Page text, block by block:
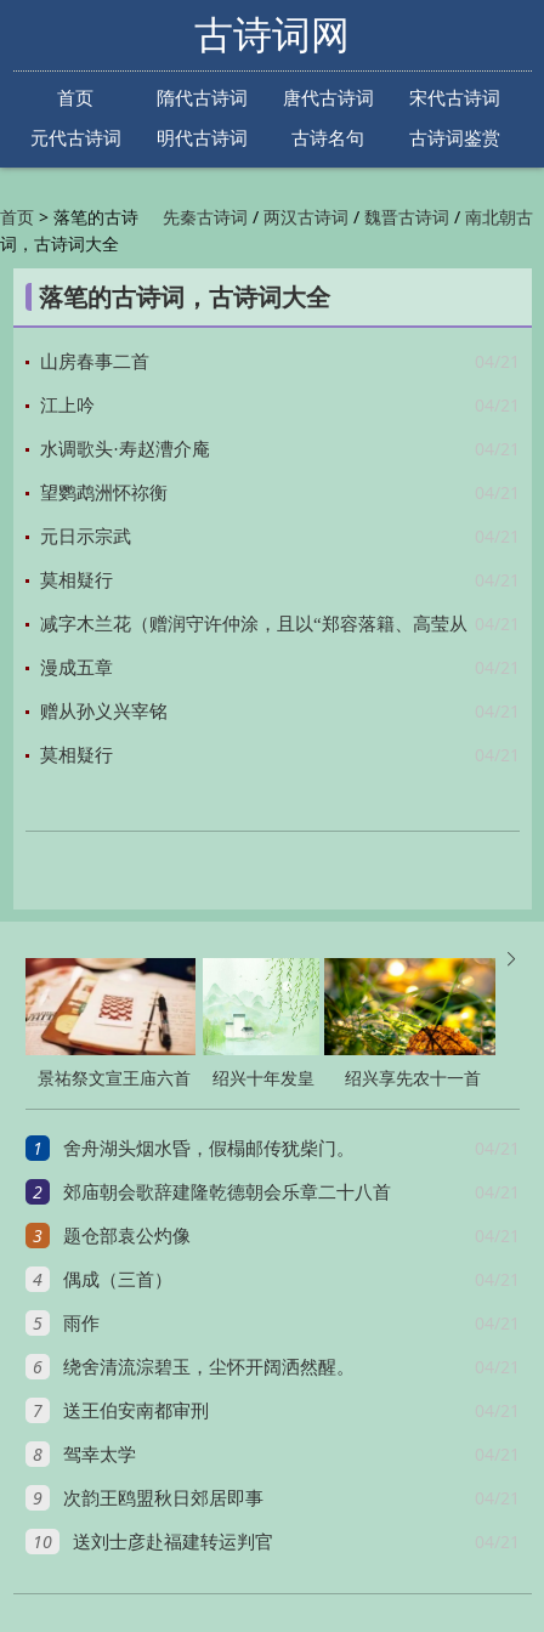
古诗词网
首页 隋代古诗词 唐代古诗词
宋代古诗词
元代古诗词
明代古诗词 古诗名句
古诗词鉴赏
先秦古诗词 /两汉古诗词 /魏晋古诗词 /南北朝古
代古诗词/金朝古诗词/元代古诗词/明代古诗词
/清代古诗词/近现代古诗词
鉴赏/古诗下一句/古诗上一句/
首页 > 落笔的古诗
词，古诗词大全
落笔的古诗词，古诗词大全
04/21
山房春事二首
04/21
江上吟
04/21
水调歌头·寿赵漕介庵
04/21
望鹦鹉洲怀祢衡
04/21
元日示宗武
04/21
莫相疑行
04/21
减字木兰花（赠润守许仲涂，且以“郑容落籍、高莹从
良”为句首） 04/21
漫成五章
04/21
赠从孙义兴宰铭
04/21
莫相疑行

景祐祭文宣王庙六首
绍兴十年发皇
太后册宝八首
绍兴享先农十一首
1 04/21
舍舟湖头烟水昏，假榻邮传犹柴门。
2 04/21
郊庙朝会歌辞建隆乾德朝会乐章二十八首
3 04/21
题仓部袁公灼像
4 04/21
偶成（三首）
5 04/21
雨作
6 04/21
绕舍清流淙碧玉，尘怀开阔洒然醒。
7 04/21
送王伯安南都审刑
8 04/21
驾幸太学
9 04/21
次韵王鸥盟秋日郊居即事
10 04/21
送刘士彦赴福建转运判官